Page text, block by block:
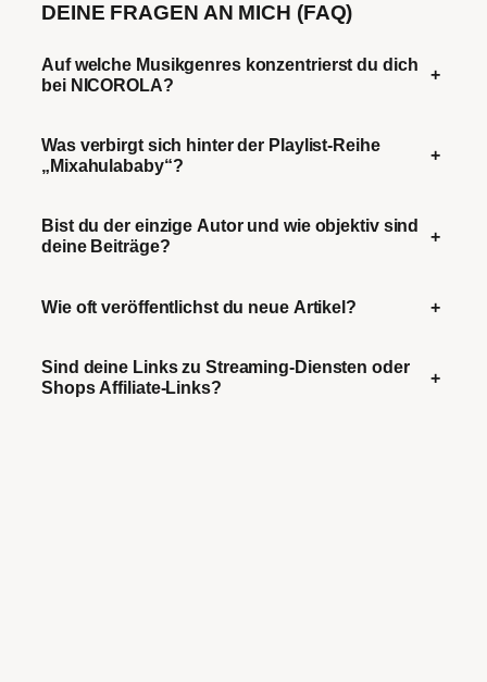
DEINE FRAGEN AN MICH (FAQ)
Auf welche Musikgenres konzentrierst du dich
bei NICOROLA?
+
Was verbirgt sich hinter der Playlist-Reihe
„Mixahulababy“?
+
Bist du der einzige Autor und wie objektiv sind
deine Beiträge?
+
Wie oft veröffentlichst du neue Artikel? +
Sind deine Links zu Streaming-Diensten oder
Shops Affiliate-Links?
+